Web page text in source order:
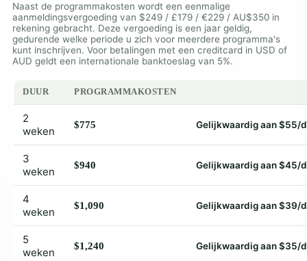
Naast de programmakosten wordt een eenmalige
aanmeldingsvergoeding van $249 / £179 / €229 / AU$350 in
rekening gebracht. Deze vergoeding is een jaar geldig,
gedurende welke periode u zich voor meerdere programma's
kunt inschrijven. Voor betalingen met een creditcard in USD of
AUD geldt een internationale banktoeslag van 5%.
DUUR PROGRAMMAKOSTEN
2
weken
$775 Gelijkwaardig aan $55/
3
weken
$940 Gelijkwaardig aan $45/
4
weken
$1,090 Gelijkwaardig aan $39/
5
weken
$1,240 Gelijkwaardig aan $35/